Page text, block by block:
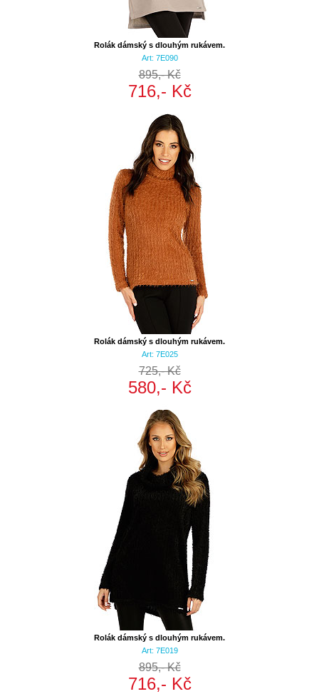
Rolák dámský s dlouhým rukávem.
Art: 7E090
895,- Kč
716,- Kč
Rolák dámský s dlouhým rukávem.
Art: 7E025
725,- Kč
580,- Kč
Rolák dámský s dlouhým rukávem.
Art: 7E019
895,- Kč
716,- Kč